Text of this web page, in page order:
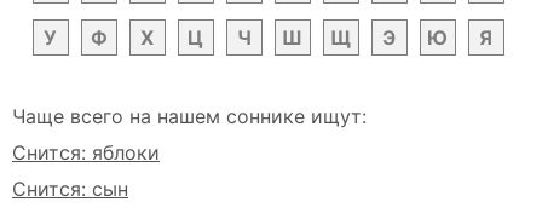
У Ф Х Ц Ч Ш Щ Э Ю Я
Чаще всего на нашем соннике ищут:
Снится: яблоки
Снится: сын